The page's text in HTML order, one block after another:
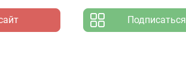
Подписаться